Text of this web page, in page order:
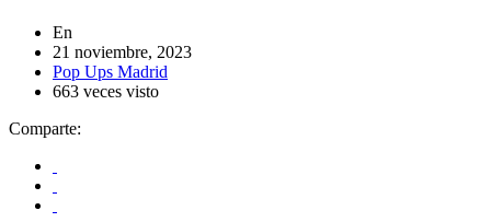
En
21 noviembre, 2023
Pop Ups Madrid
663 veces visto
Comparte: